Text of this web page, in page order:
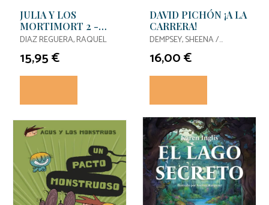
JULIA Y LOS
MORTIMORT 2 -
BRUJAS EN LA
DIAZ REGUERA, RAQUEL
15,95 €
DAVID PICHÓN ¡A LA
CARRERA!
DEMPSEY, SHEENA /
HADDOW, SWAPNA
16,00 €